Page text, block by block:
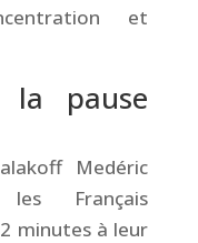
et
la pause
Medéric
Français
minutes à leur